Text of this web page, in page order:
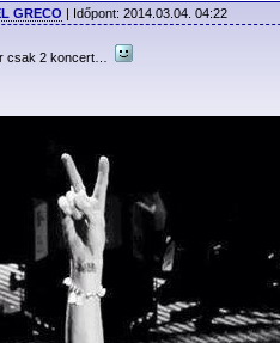
GRECO | Időpont: 2014.03.04. 04:22
csak 2 koncert…